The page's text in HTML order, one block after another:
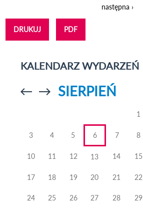
następna ›
DRUKUJ PDF
KALENDARZ WYDARZEŃ
Przejdź doPrzejdź do
SIERPIEŃ
1
3 4 5 6 7 8
10 11 12 13 14 15
17 18 19 20 21 22
24 25 26 27 28 29